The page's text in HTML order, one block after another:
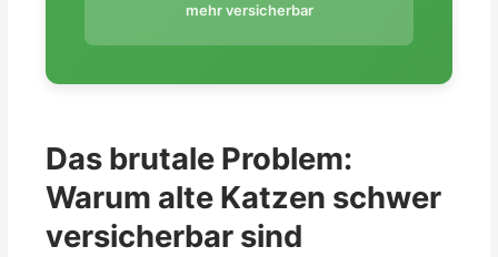
mehr versicherbar
Das brutale Problem:
Warum alte Katzen schwer
versicherbar sind